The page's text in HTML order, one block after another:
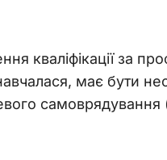
кваліфікації за
має бути